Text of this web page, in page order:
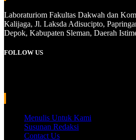
Laboraturiom Fakultas Dakwah dan
Kalijaga, Jl. Laksda Adisucipto,
Depok, Kabupaten Sleman, Daerah
FOLLOW US
Menulis Untuk Kami
Susunan Redaksi
Contact Us